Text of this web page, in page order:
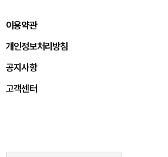
이용약관
개인정보처리방침
공지사항
고객센터